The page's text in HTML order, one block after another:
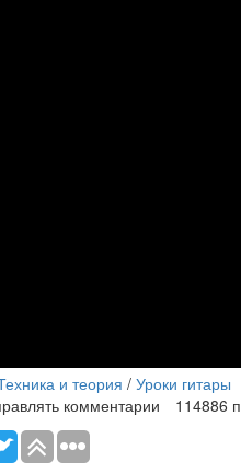
и теория / Уроки гитары
комментарии 114886